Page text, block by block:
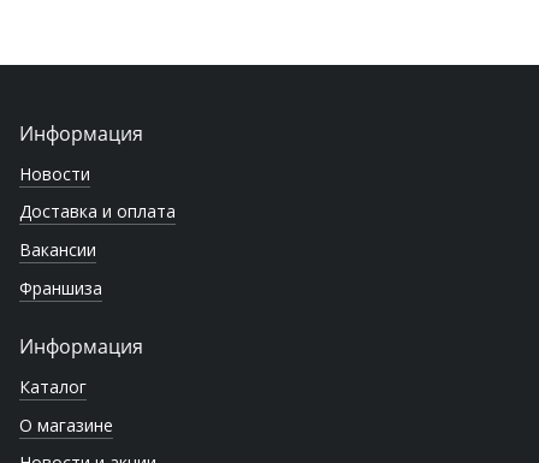
Информация
Новости
Доставка и оплата
Вакансии
Франшиза
Информация
Каталог
О магазине